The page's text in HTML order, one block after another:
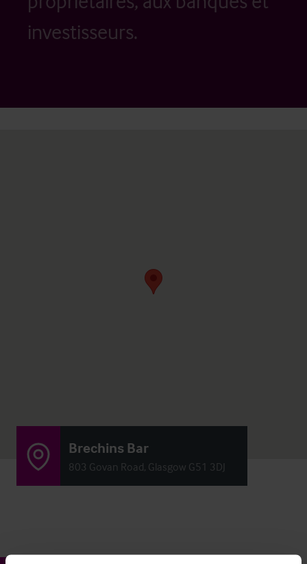
investisseurs.
Brechins Bar
803 Govan Road, Glasgow G51 3DJ